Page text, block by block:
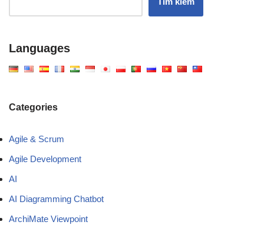
Languages
Categories
Agile & Scrum
Agile Development
AI
AI Diagramming Chatbot
ArchiMate Viewpoint